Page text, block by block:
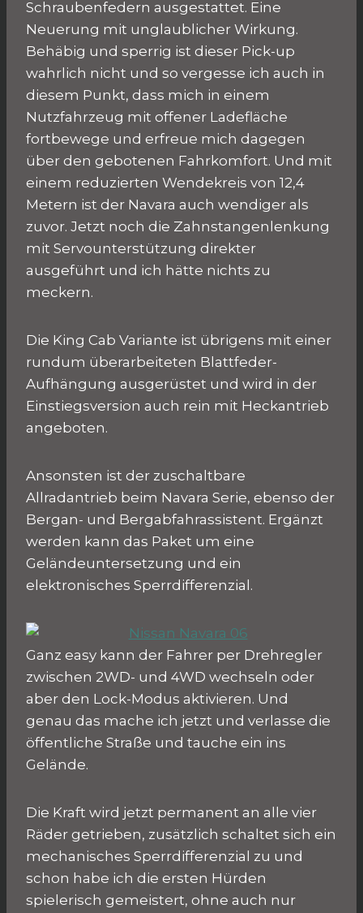
Schraubenfedern ausgestattet. Eine
Neuerung mit unglaublicher Wirkung.
Behäbig und sperrig ist dieser Pick-up
wahrlich nicht und so vergesse ich auch in
diesem Punkt, dass mich in einem
Nutzfahrzeug mit offener Ladefläche
fortbewege und erfreue mich dagegen
über den gebotenen Fahrkomfort. Und mit
einem reduzierten Wendekreis von 12,4
Metern ist der Navara auch wendiger als
zuvor. Jetzt noch die Zahnstangenlenkung
mit Servounterstützung direkter
ausgeführt und ich hätte nichts zu
meckern.
Die King Cab Variante ist übrigens mit einer
rundum überarbeiteten Blattfeder-
Aufhängung ausgerüstet und wird in der
Einstiegsversion auch rein mit Heckantrieb
angeboten.
Ansonsten ist der zuschaltbare
Allradantrieb beim Navara Serie, ebenso der
Bergan- und Bergabfahrassistent. Ergänzt
werden kann das Paket um eine
Geländeuntersetzung und ein
elektronisches Sperrdifferenzial.
Ganz easy kann der Fahrer per Drehregler
zwischen 2WD- und 4WD wechseln oder
aber den Lock-Modus aktivieren. Und
genau das mache ich jetzt und verlasse die
öffentliche Straße und tauche ein ins
Gelände.
Die Kraft wird jetzt permanent an alle vier
Räder getrieben, zusätzlich schaltet sich ein
mechanisches Sperrdifferenzial zu und
schon habe ich die ersten Hürden
spielerisch gemeistert, ohne auch nur